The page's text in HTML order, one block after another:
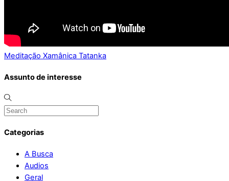
Meditação Xamânica Tatanka
Assunto de interesse
Categorias
A Busca
Audios
Geral